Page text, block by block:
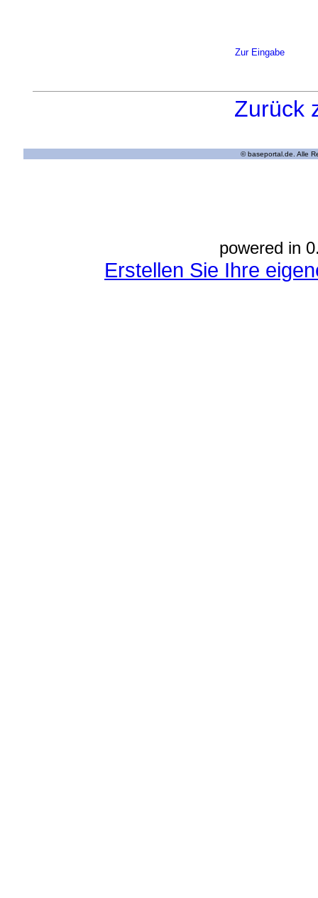
Zur Eingabe
Zurück
© baseportal.de. Alle
powered in
Erstellen Sie Ihre